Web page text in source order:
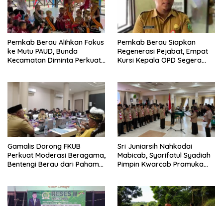
Pemkab Berau Alihkan Fokus
ke Mutu PAUD, Bunda
Kecamatan Diminta Perkuat
Pemkab Berau Siapkan
Regenerasi Pejabat, Empat
Kursi Kepala OPD Segera
Gamalis Dorong FKUB
Perkuat Moderasi Beragama,
Bentengi Berau dari Paham
Sri Juniarsih Nahkodai
Mabicab, Syarifatul Syadiah
Pimpin Kwarcab Pramuka